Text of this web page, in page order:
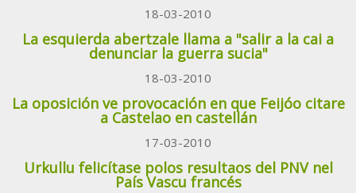
18-03-2010
La esquierda abertzale llama a "salir a la cai a
denunciar la guerra sucia"
18-03-2010
La oposición ve provocación en que Feijóo citare
a Castelao en castellán
17-03-2010
Urkullu felicítase polos resultaos del PNV nel
País Vascu francés